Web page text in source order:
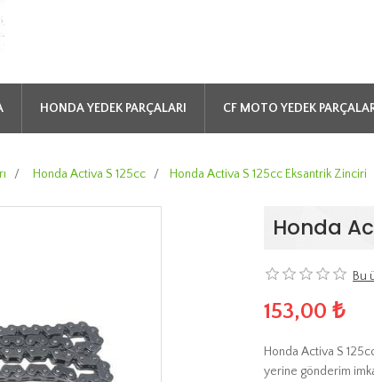
HONDA YEDEK PARÇALARI CF MOTO YEDEK
/ Honda Activa S 125cc / Honda Activa S 125cc Eksantrik Zinciri
Honda
Bu
153,00 ₺
Honda Activa S
yerine gönderim